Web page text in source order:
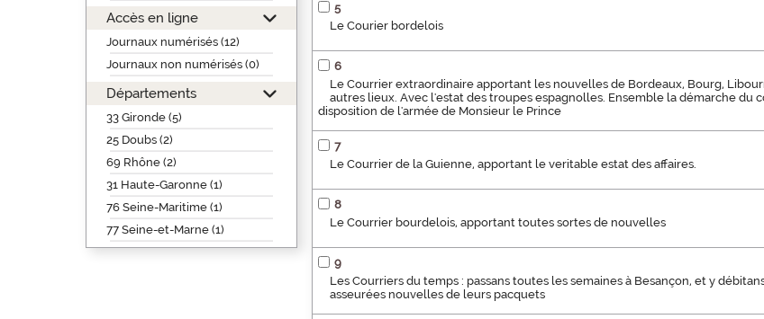
Accès en ligne
Journaux numérisés (12)
Journaux non numérisés (0)
Départements
33 Gironde (5)
25 Doubs (2)
69 Rhône (2)
31 Haute-Garonne (1)
76 Seine-Maritime (1)
77 Seine-et-Marne (1)
5
Le Courier bordelois
6
Le Courrier extraordinaire apportant les nouvelles de Bordeaux, Bourg,
autres lieux. Avec l'estat des troupes espagnolles. Ensemble la démarche du
disposition de l'armée de Monsieur le Prince
7
Le Courrier de la Guienne, apportant le veritable estat des affaires.
8
Le Courrier bourdelois, apportant toutes sortes de nouvelles
9
Les Courriers du temps : passans toutes les semaines à Besançon, et y
asseurées nouvelles de leurs pacquets